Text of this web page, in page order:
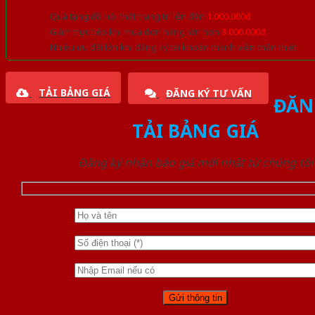
Quà tặng đồ nội thất trang trí lên đến 1.000.000đ
Giảm trực tiếp khi mua đơn hàng lớn hơn 3.000.000đ
Nhiều ưu đãi lớn khi đăng ký tài khoản thành viên thân thiết
TẢI BẢNG GIÁ ĐĂNG KÝ TƯ VẤN
TẢI BẢNG GIÁ
Đăng ký nhận báo giá mới nhất từ chúng tôi